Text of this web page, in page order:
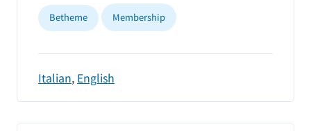
Betheme Membership
Italian, English